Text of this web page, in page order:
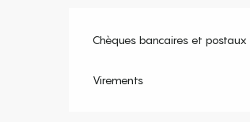
Chèques bancaires et postaux
Virements